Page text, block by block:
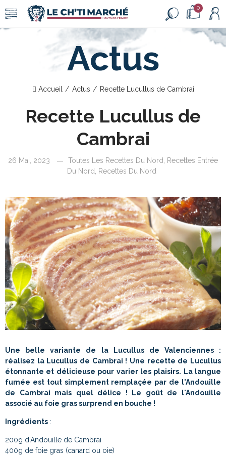
0
Actus
Accueil Actus Recette Lucullus de Cambrai
Recette Lucullus de
Cambrai
26 Mai, 2023 Toutes Les Recettes Du Nord
Recettes Entrée
Du Nord
Recettes Du Nord
Une belle variante de la Lucullus de Valenciennes :
réalisez la Lucullus de Cambrai ! Une recette de Lucullus
étonnante et délicieuse pour varier les plaisirs. La langue
fumée est tout simplement remplaçée par de l'Andouille
de Cambrai mais quel délice ! Le goût de l'Andouille
associé au foie gras surprend en bouche !
Ingrédients :
200g d'Andouille de Cambrai
400g de foie gras (canard ou oie)